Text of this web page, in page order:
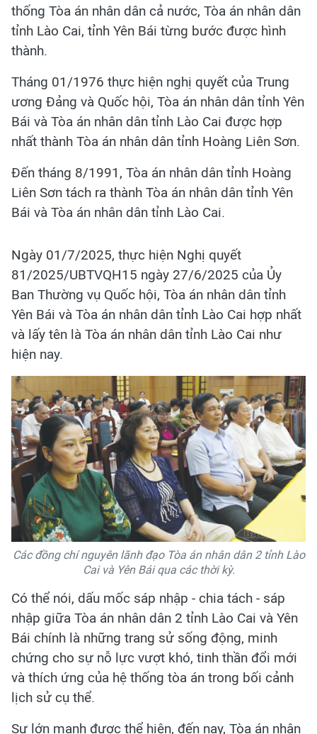
thống Tòa án nhân dân cả nước, Tòa án nhân dân
tỉnh Lào Cai, tỉnh Yên Bái từng bước được hình
thành.
Tháng 01/1976 thực hiện nghị quyết của Trung
ương Đảng và Quốc hội, Tòa án nhân dân tỉnh Yên
Bái và Tòa án nhân dân tỉnh Lào Cai được hợp
nhất thành Tòa án nhân dân tỉnh Hoàng Liên Sơn.
Đến tháng 8/1991, Tòa án nhân dân tỉnh Hoàng
Liên Sơn tách ra thành Tòa án nhân dân tỉnh Yên
Bái và Tòa án nhân dân tỉnh Lào Cai.
Ngày 01/7/2025, thực hiện Nghị quyết
81/2025/UBTVQH15 ngày 27/6/2025 của Ủy
Ban Thường vụ Quốc hội, Tòa án nhân dân tỉnh
Yên Bái và Tòa án nhân dân tỉnh Lào Cai hợp nhất
và lấy tên là Tòa án nhân dân tỉnh Lào Cai như
hiện nay.
Các đồng chí nguyên lãnh đạo Tòa án nhân dân 2 tỉnh Lào
Cai và Yên Bái qua các thời kỳ.
Có thể nói, dấu mốc sáp nhập - chia tách - sáp
nhập giữa Tòa án nhân dân 2 tỉnh Lào Cai và Yên
Bái chính là những trang sử sống động, minh
chứng cho sự nỗ lực vượt khó, tinh thần đổi mới
và thích ứng của hệ thống tòa án trong bối cảnh
lịch sử cụ thể.
Sự lớn mạnh được thể hiện, đến nay, Tòa án nhân